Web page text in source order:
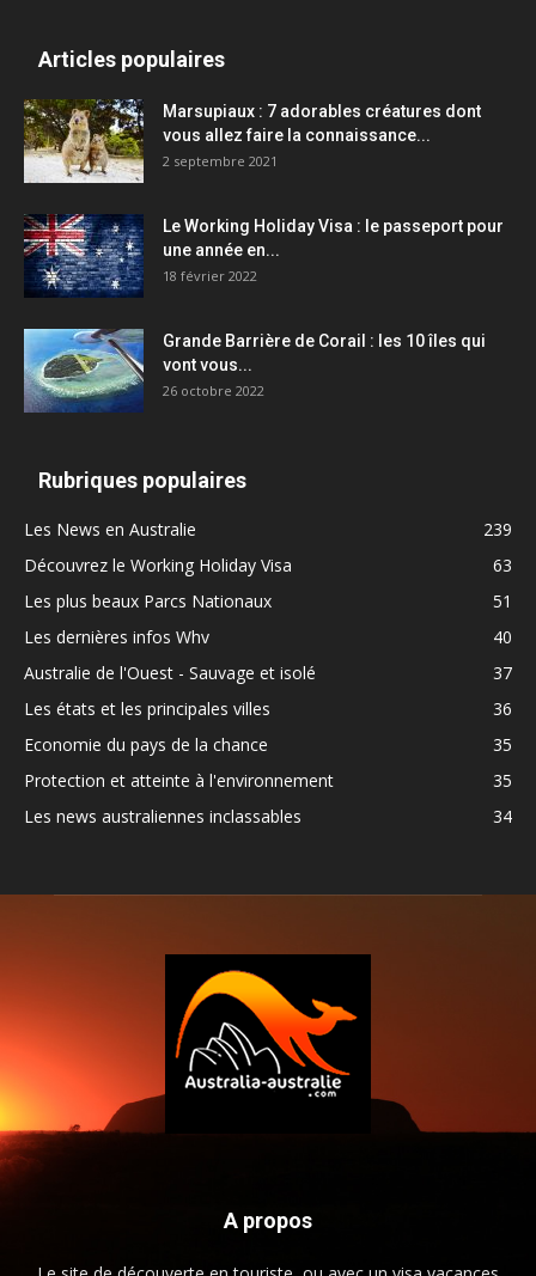
Articles populaires
Marsupiaux : 7 adorables créatures dont
vous allez faire la connaissance...
2 septembre 2021
Le Working Holiday Visa : le passeport pour
une année en...
18 février 2022
Grande Barrière de Corail : les 10 îles qui
vont vous...
26 octobre 2022
Rubriques populaires
Les News en Australie
239
Découvrez le Working Holiday Visa
63
Les plus beaux Parcs Nationaux
51
Les dernières infos Whv
40
Australie de l'Ouest - Sauvage et isolé
37
Les états et les principales villes
36
Economie du pays de la chance
35
Protection et atteinte à l'environnement
35
Les news australiennes inclassables
34
A propos